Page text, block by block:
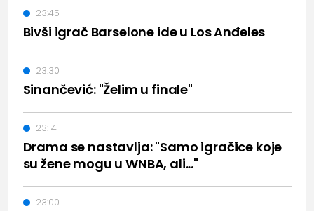
Bivši igrač Barselone ide u Los Anđeles
23:45
Sinančević: "Želim u finale"
23:30
Drama se nastavlja: "Samo igračice koje
su žene mogu u WNBA, ali..."
23:14
23:00